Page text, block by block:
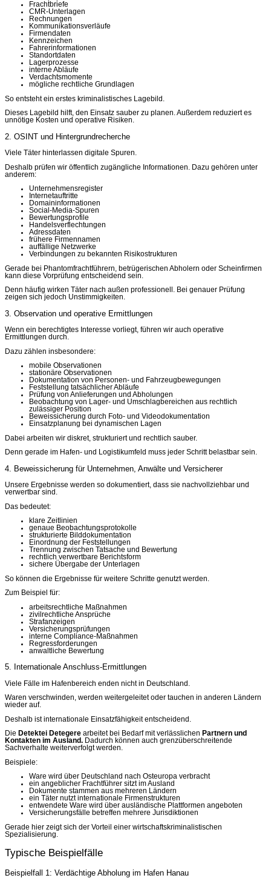
Frachtbriefe
CMR-Unterlagen
Rechnungen
Kommunikationsverläufe
Firmendaten
Kennzeichen
Fahrerinformationen
Standortdaten
Lagerprozesse
interne Abläufe
Verdachtsmomente
mögliche rechtliche Grundlagen
So entsteht ein erstes kriminalistisches Lagebild.
Dieses Lagebild hilft, den Einsatz sauber zu planen. Außerdem reduziert es
unnötige Kosten und operative Risiken.
2. OSINT und Hintergrundrecherche
Viele Täter hinterlassen digitale Spuren.
Deshalb prüfen wir öffentlich zugängliche Informationen. Dazu gehören unter
anderem:
Unternehmensregister
Internetauftritte
Domaininformationen
Social-Media-Spuren
Bewertungsprofile
Handelsverflechtungen
Adressdaten
frühere Firmennamen
auffällige Netzwerke
Verbindungen zu bekannten Risikostrukturen
Gerade bei Phantomfrachtführern, betrügerischen Abholern oder Scheinfirmen
kann diese Vorprüfung entscheidend sein.
Denn häufig wirken Täter nach außen professionell. Bei genauer Prüfung
zeigen sich jedoch Unstimmigkeiten.
3. Observation und operative Ermittlungen
Wenn ein berechtigtes Interesse vorliegt, führen wir auch operative
Ermittlungen durch.
Dazu zählen insbesondere:
mobile Observationen
stationäre Observationen
Dokumentation von Personen- und Fahrzeugbewegungen
Feststellung tatsächlicher Abläufe
Prüfung von Anlieferungen und Abholungen
Beobachtung von Lager- und Umschlagbereichen aus rechtlich
zulässiger Position
Beweissicherung durch Foto- und Videodokumentation
Einsatzplanung bei dynamischen Lagen
Dabei arbeiten wir diskret, strukturiert und rechtlich sauber.
Denn gerade im Hafen- und Logistikumfeld muss jeder Schritt belastbar sein.
4. Beweissicherung für Unternehmen, Anwälte und Versicherer
Unsere Ergebnisse werden so dokumentiert, dass sie nachvollziehbar und
verwertbar sind.
Das bedeutet:
klare Zeitlinien
genaue Beobachtungsprotokolle
strukturierte Bilddokumentation
Einordnung der Feststellungen
Trennung zwischen Tatsache und Bewertung
rechtlich verwertbare Berichtsform
sichere Übergabe der Unterlagen
So können die Ergebnisse für weitere Schritte genutzt werden.
Zum Beispiel für:
arbeitsrechtliche Maßnahmen
zivilrechtliche Ansprüche
Strafanzeigen
Versicherungsprüfungen
interne Compliance-Maßnahmen
Regressforderungen
anwaltliche Bewertung
5. Internationale Anschluss-Ermittlungen
Viele Fälle im Hafenbereich enden nicht in Deutschland.
Waren verschwinden, werden weitergeleitet oder tauchen in anderen Ländern
wieder auf.
Deshalb ist internationale Einsatzfähigkeit entscheidend.
Die Detektei Detegere arbeitet bei Bedarf mit verlässlichen Partnern und
Kontakten im Ausland. Dadurch können auch grenzüberschreitende
Sachverhalte weiterverfolgt werden.
Beispiele:
Ware wird über Deutschland nach Osteuropa verbracht
ein angeblicher Frachtführer sitzt im Ausland
Dokumente stammen aus mehreren Ländern
ein Täter nutzt internationale Firmenstrukturen
entwendete Ware wird über ausländische Plattformen angeboten
Versicherungsfälle betreffen mehrere Jurisdiktionen
Gerade hier zeigt sich der Vorteil einer wirtschaftskriminalistischen
Spezialisierung.
Typische Beispielfälle
Beispielfall 1: Verdächtige Abholung im Hafen Hanau